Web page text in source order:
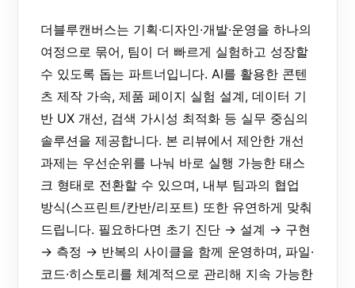
더블루캔버스는 기획·디자인·개발·운영을 하나의
여정으로 묶어, 팀이 더 빠르게 실험하고 성장할
수 있도록 돕는 파트너입니다. AI를 활용한 콘텐
츠 제작 가속, 제품 페이지 실험 설계, 데이터 기
반 UX 개선, 검색 가시성 최적화 등 실무 중심의
솔루션을 제공합니다. 본 리뷰에서 제안한 개선
과제는 우선순위를 나눠 바로 실행 가능한 태스
크 형태로 전환할 수 있으며, 내부 팀과의 협업
방식(스프린트/칸반/리포트) 또한 유연하게 맞춰
드립니다. 필요하다면 초기 진단 → 설계 → 구현
→ 측정 → 반복의 사이클을 함께 운영하며, 파일·
코드·히스토리를 체계적으로 관리해 지속 가능한